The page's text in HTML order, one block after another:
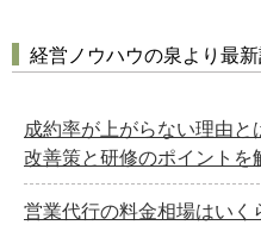
経営ノウハウの泉より最
成約率が上がらない理由
改善策と研修のポイントを
営業代行の料金相場はいく